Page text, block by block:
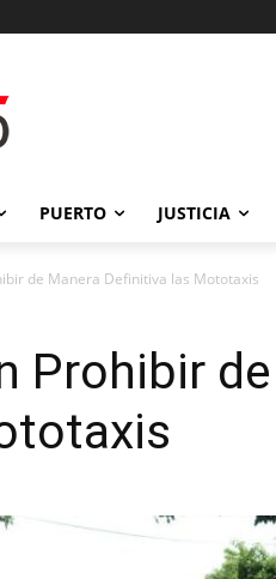
PUERTO JUSTICIA
de Manera Definitiva las Mototaxis
Prohibir